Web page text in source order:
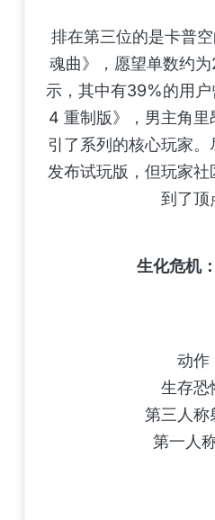
排在第三位的是卡普
魂曲》，愿望单数约
示，其中有39%的用
4 重制版》，男主角里
引了系列的核心玩家
发布试玩版，但玩家
到了顶
生化危机
动作
生存恐
第三人称
第一人